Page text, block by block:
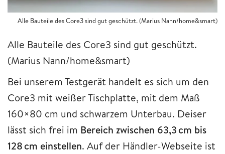
Alle Bauteile des Core3 sind gut geschützt. (Marius Nann/home&smart)
Alle Bauteile des Core3 sind gut geschützt.
(Marius Nann/home&smart)
Bei unserem Testgerät handelt es sich um den
Core3 mit weißer Tischplatte, mit dem Maß
160×80 cm und schwarzem Unterbau. Deiser
lässt sich frei im Bereich zwischen 63,3 cm bis
128 cm einstellen. Auf der Händler-Webseite ist